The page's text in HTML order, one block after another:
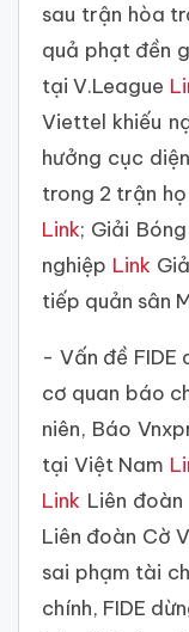
sau trận hòa
quả phạt đền
tại V.League
Viettel khiếu
hưởng cục
trong 2 trận họ
Link; Giải
nghiệp Link
tiếp quản sân
- Vấn đề FIDE
cơ quan báo
niên, Báo
tại Việt Nam
Link Liên
Liên đoàn Cờ
sai phạm tài
chính, FIDE